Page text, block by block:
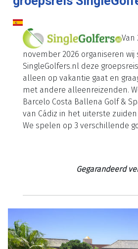
Van
november 2026 organiseren
SingleGolfers.nl deze
alleen op vakantie gaat en
met andere alleenreizenden.
Barcelo Costa Ballena Golf &
van Cádiz in het uiterste zuiden
We spelen op 3 verschillende
Gegarandeerd